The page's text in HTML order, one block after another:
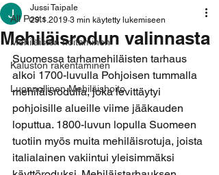
All Posts
Mehiläisten hoitaminen
Kaluston rakentaminen
Luonnollinen Mehiläishoito
Mehiläisrodun valinnasta
Jussi Taipale
29.1.2019 3 min käytetty lukemiseen
Suomessa tarhamehiläisten tarhaus
alkoi 1700-luvulla Pohjoisen tummalla
mehiläisrodulla, joka levittäytyi
pohjoisille alueille viime jääkauden
loputtua. 1800-luvun lopulla Suomeen
tuotiin myös muita mehiläisrotuja, joista
italialainen vakiintui yleisimmäksi